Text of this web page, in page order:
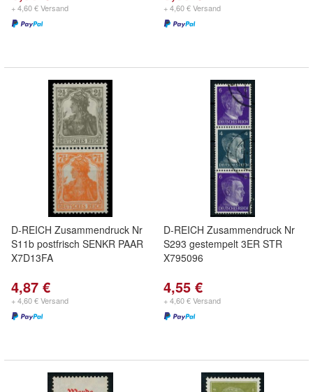
+ 4,60 € Versand + 4,60 € Versand
D-REICH Zusammendruck Nr
S11b postfrisch SENKR PAAR
X7D13FA
4,87 €
+ 4,60 € Versand
D-REICH Zusammendruck Nr
S293 gestempelt 3ER STR
X795096
4,55 €
+ 4,60 € Versand